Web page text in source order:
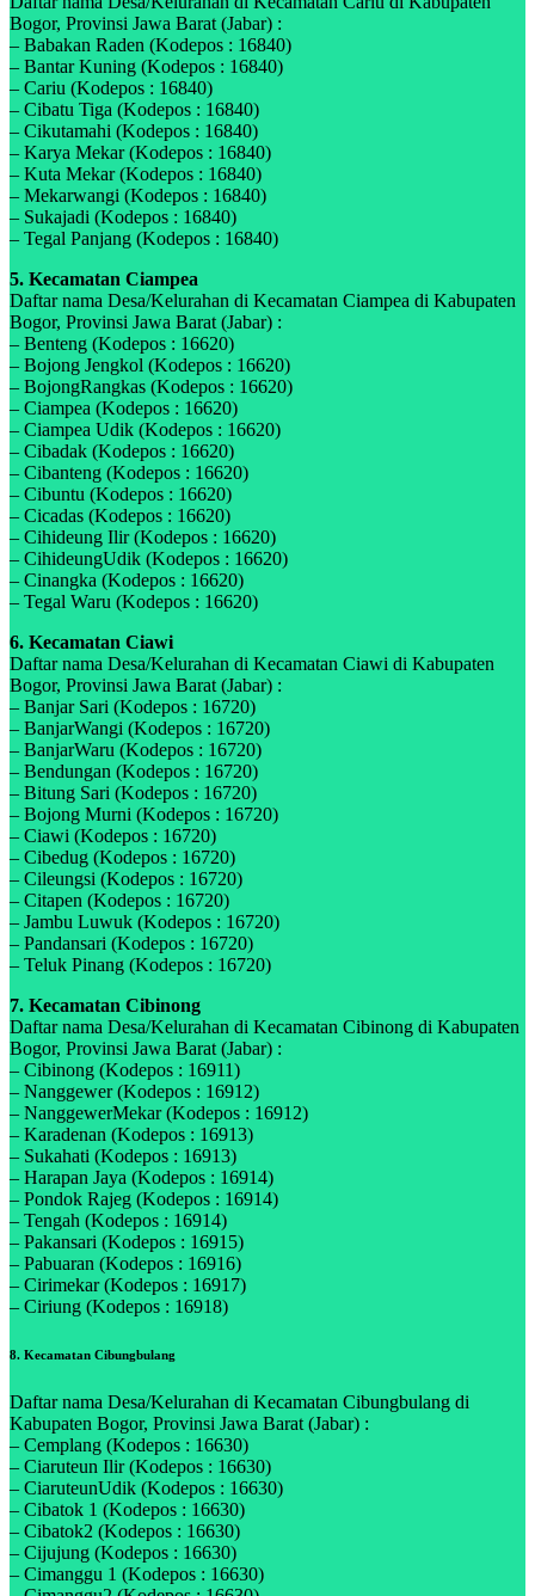
Bogor, Provinsi Jawa Barat (Jabar) :
– Babakan Raden (Kodepos : 16840)
– Bantar Kuning (Kodepos : 16840)
– Cariu (Kodepos : 16840)
– Cibatu Tiga (Kodepos : 16840)
– Cikutamahi (Kodepos : 16840)
– Karya Mekar (Kodepos : 16840)
– Kuta Mekar (Kodepos : 16840)
– Mekarwangi (Kodepos : 16840)
– Sukajadi (Kodepos : 16840)
– Tegal Panjang (Kodepos : 16840)
5. Kecamatan Ciampea
Daftar nama Desa/Kelurahan di Kecamatan Ciampea di Kabupaten
Bogor, Provinsi Jawa Barat (Jabar) :
– Benteng (Kodepos : 16620)
– Bojong Jengkol (Kodepos : 16620)
– BojongRangkas (Kodepos : 16620)
– Ciampea (Kodepos : 16620)
– Ciampea Udik (Kodepos : 16620)
– Cibadak (Kodepos : 16620)
– Cibanteng (Kodepos : 16620)
– Cibuntu (Kodepos : 16620)
– Cicadas (Kodepos : 16620)
– Cihideung Ilir (Kodepos : 16620)
– CihideungUdik (Kodepos : 16620)
– Cinangka (Kodepos : 16620)
– Tegal Waru (Kodepos : 16620)
6. Kecamatan Ciawi
Daftar nama Desa/Kelurahan di Kecamatan Ciawi di Kabupaten
Bogor, Provinsi Jawa Barat (Jabar) :
– Banjar Sari (Kodepos : 16720)
– BanjarWangi (Kodepos : 16720)
– BanjarWaru (Kodepos : 16720)
– Bendungan (Kodepos : 16720)
– Bitung Sari (Kodepos : 16720)
– Bojong Murni (Kodepos : 16720)
– Ciawi (Kodepos : 16720)
– Cibedug (Kodepos : 16720)
– Cileungsi (Kodepos : 16720)
– Citapen (Kodepos : 16720)
– Jambu Luwuk (Kodepos : 16720)
– Pandansari (Kodepos : 16720)
– Teluk Pinang (Kodepos : 16720)
7. Kecamatan Cibinong
Daftar nama Desa/Kelurahan di Kecamatan Cibinong di Kabupaten
Bogor, Provinsi Jawa Barat (Jabar) :
– Cibinong (Kodepos : 16911)
– Nanggewer (Kodepos : 16912)
– NanggewerMekar (Kodepos : 16912)
– Karadenan (Kodepos : 16913)
– Sukahati (Kodepos : 16913)
– Harapan Jaya (Kodepos : 16914)
– Pondok Rajeg (Kodepos : 16914)
– Tengah (Kodepos : 16914)
– Pakansari (Kodepos : 16915)
– Pabuaran (Kodepos : 16916)
– Cirimekar (Kodepos : 16917)
– Ciriung (Kodepos : 16918)
8. Kecamatan Cibungbulang
Daftar nama Desa/Kelurahan di Kecamatan Cibungbulang di
Kabupaten Bogor, Provinsi Jawa Barat (Jabar) :
– Cemplang (Kodepos : 16630)
– Ciaruteun Ilir (Kodepos : 16630)
– CiaruteunUdik (Kodepos : 16630)
– Cibatok 1 (Kodepos : 16630)
– Cibatok2 (Kodepos : 16630)
– Cijujung (Kodepos : 16630)
– Cimanggu 1 (Kodepos : 16630)